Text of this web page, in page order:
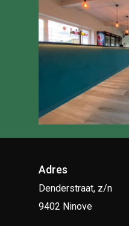
Adres
Denderstraat, z/n
9402 Ninove